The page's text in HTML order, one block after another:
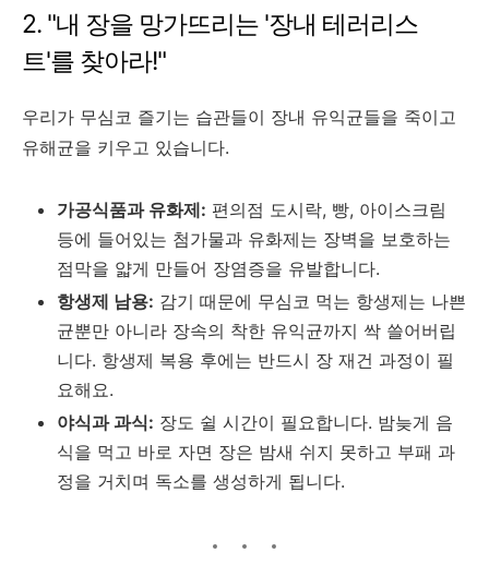
2. "내 장을 망가뜨리는 '장내 테러리스
트'를 찾아라!"
우리가 무심코 즐기는 습관들이 장내 유익균들을 죽이고
유해균을 키우고 있습니다.
가공식품과 유화제: 편의점 도시락, 빵, 아이스크림
등에 들어있는 첨가물과 유화제는 장벽을 보호하는
점막을 얇게 만들어 장염증을 유발합니다.
항생제 남용: 감기 때문에 무심코 먹는 항생제는 나쁜
균뿐만 아니라 장속의 착한 유익균까지 싹 쓸어버립
니다. 항생제 복용 후에는 반드시 장 재건 과정이 필
요해요.
야식과 과식: 장도 쉴 시간이 필요합니다. 밤늦게 음
식을 먹고 바로 자면 장은 밤새 쉬지 못하고 부패 과
정을 거치며 독소를 생성하게 됩니다.